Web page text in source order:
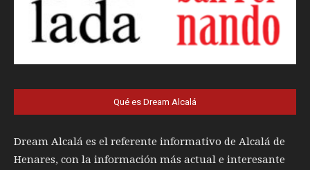
Qué es Dream Alcalá
Dream Alcalá es el referente informativo de Alcalá de
Henares, con la información más actual e interesante